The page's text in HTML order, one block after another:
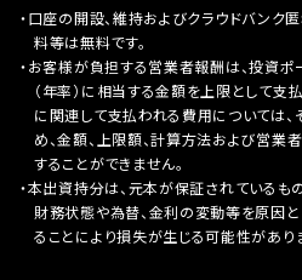
口座の開設、維持およびクラウドバンク
料等は無料です。
お客様が負担する営業者報酬は、投資
（年率）に相当する金額を上限として支
に関連して支払われる費用については
め、金額、上限額、計算方法および営
することができません。
本出資持分は、元本が保証されているも
財務状態や為替、金利の変動等を原因
ることにより損失が生じる可能性があり